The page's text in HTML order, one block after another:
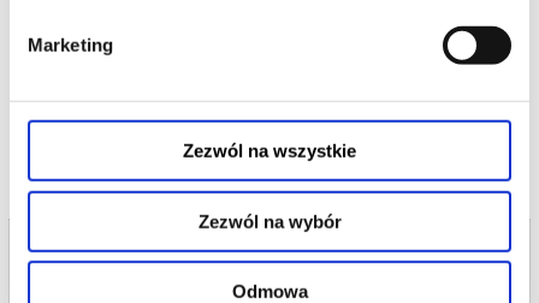
Marketing
Zezwól na wszystkie
Zezwól na wybór
Odmowa
Bezpieczne zakupy w Bilety24. W przypadku odwołania
podczas zakupu.
Bilety na termin:
23.06.2026 , g. 18:30 (wtorek)